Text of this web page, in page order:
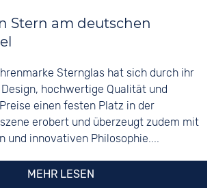
Stern am deutschen
Sternglas hat sich durch ihr
hochwertige Qualität und
einen festen Platz in der
erobert und überzeugt zudem mit
und innovativen Philosophie....
MEHR LESEN